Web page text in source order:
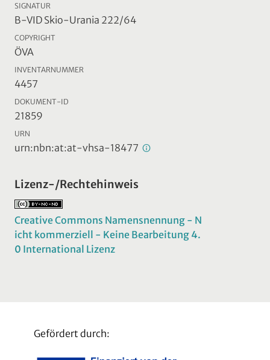
SIGNATUR
B-VID Skio-Urania 222/64
COPYRIGHT
ÖVA
INVENTARNUMMER
4457
DOKUMENT-ID
21859
URN
urn:nbn:at:at-vhsa-18477
Lizenz-/Rechtehinweis
Creative Commons Namensnennung - N
icht kommerziell - Keine Bearbeitung 4.
0 International Lizenz
Gefördert durch: